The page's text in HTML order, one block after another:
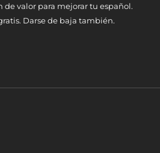
de valor para mejorar tu español.
Darse de baja también.